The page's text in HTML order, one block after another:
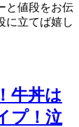
と値段をお伝
に立てば嬉し
牛丼は
プ！泣